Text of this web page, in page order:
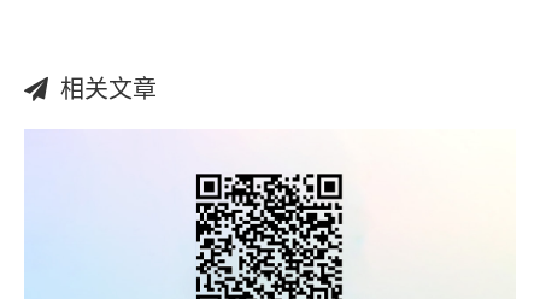
相关文章